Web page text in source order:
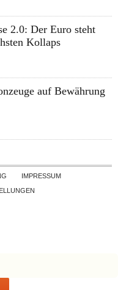
2.0: Der Euro steht
Kollaps
auf Bewährung
contentIMPRESSUM